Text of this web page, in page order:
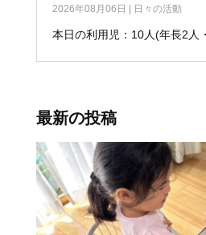
2026年08月06日 | 日々の活動
本日の利用児：10人(年長2人
最新の投稿